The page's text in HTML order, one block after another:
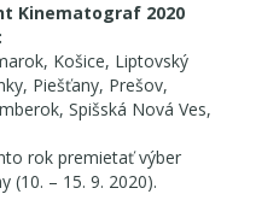
Kinematograf 2020
Košice, Liptovský
Piešťany, Prešov,
Spišská Nová Ves,
rok premietať výber
(10. – 15. 9. 2020).